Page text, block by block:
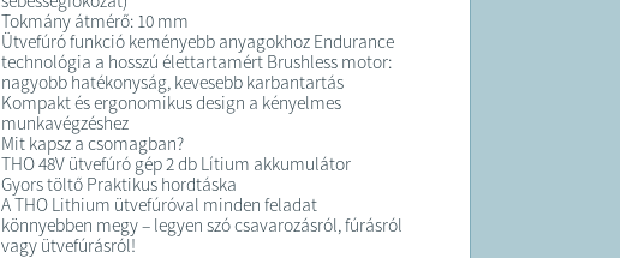
Tokmány átmérő: 10 mm
Ütvefúró funkció keményebb anyagokhoz Endurance
technológia a hosszú élettartamért Brushless motor:
nagyobb hatékonyság, kevesebb karbantartás
Kompakt és ergonomikus design a kényelmes
munkavégzéshez
Mit kapsz a csomagban?
THO 48V ütvefúró gép 2 db Lítium akkumulátor
Gyors töltő Praktikus hordtáska
A THO Lithium ütvefúróval minden feladat
könnyebben megy – legyen szó csavarozásról, fúrásról
vagy ütvefúrásról!